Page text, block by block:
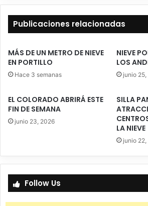
Publicaciones relacionadas
MÁS DE UN METRO DE NIEVE
EN PORTILLO
Hace 3 semanas
NIEVE
LOS
junio
EL COLORADO ABRIRÁ ESTE
FIN DE SEMANA
junio 23, 2026
SILLA
LA NIEVE
junio
Follow Us